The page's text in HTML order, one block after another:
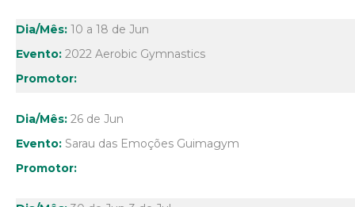
10 a 18 de Jun
2022 Aerobic Gymnastics
26 de Jun
Sarau das Emoções Guimagym